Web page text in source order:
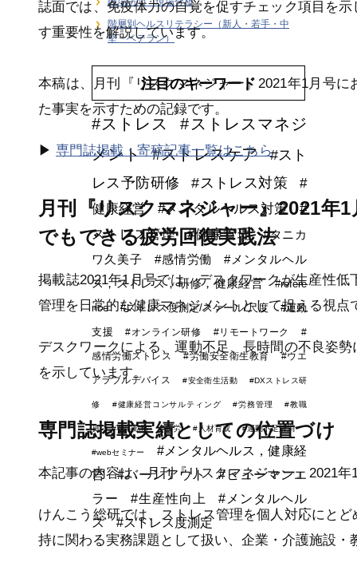
誌面では、免疫体力の自覚を促すチェック項目を
す重要性を解説しています。
本稿は、月刊『リスクマネジャー』2021年1月号
た事実を示すための記録です。
▶ 専門誌掲載・寄稿記事一覧はこちら
月刊『リスクマネジャー』2021年
でもできる疲労回復実践法
掲載誌2021年1月号では、デスクワークが生産性
管理を日常的な健康マネジメントとして捉える視点
デスクワークによる、運動不足、長時間の不良姿
を示しています。
専門誌掲載実績としての位置づけ
本記事の内容は、月刊『リスクマネジャー』2021
けんこう総研では、ストレス管理を個人対応にと
持に関わる実務課題として扱い、企業・介護施設
階層別ヘルスリテラシー（新人・若手・中
堅・ベテラン）
注目のキーワード
#ストレス
#ストレスマネジ
メント
#ストレスケア
#スト
レス予防研修
#ストレス対策
#
健康経営
#メンタルヘルス対策
#
ストレス管理
#健康管理
#タニカ
ワ久美子
#感情労働
#メンタルヘル
ス，ストレス，研修，健康経営
#refere
nce
#ストレス度測定/スケール/尺度
#運動
支援
#オンライン研修 #リモートワーク #
感情労働ストレス #労働安全衛生教育 #ウエ
アラブルデバイス #安全衛生活動 #DXストレス研
修 #健康経営コンサルティング #労務管理 #教職
員 #在宅勤務 #疲労 #人材育成 #運動不足解消
#webセミナー
#メンタルヘルス，健康経
営
#バーンアウト
#ヒューマンエ
ラー
#生産性向上
#メンタルヘル
ス
#ストレス度測定